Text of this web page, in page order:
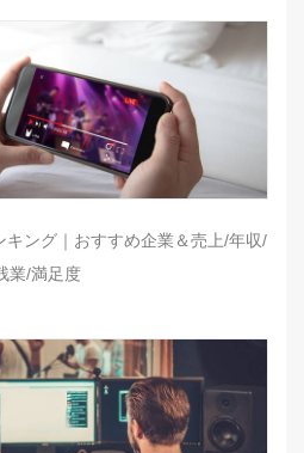
キング｜おすすめ企業＆売上/年収/
業/満足度